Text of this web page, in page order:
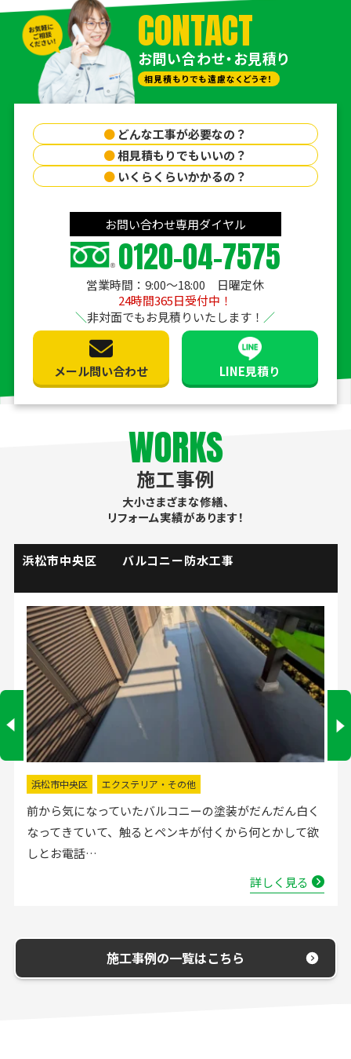
CONTACT
お問い合わせ・お見積り
相見積もりでも遠慮なくどうぞ！
● どんな工事が必要なの？
●相見積もりでもいいの？
● いくらくらいかかるの？
お問い合わせ専用ダイヤル
0120-04-7575
営業時間：9:00〜18:00 日曜定休
24時間365日受付中！
非対面でもお見積りいたします！
メール問い合わせ LINE見積り
WORKS
施工事例
大小さまざまな修繕、
リフォーム実績があります！
掛川市 流し台水栓取替工事
掛川市 水回りリフォーム
流し台の水栓が壊れたので直してほしいと弊社にお電話
いただきました。確認した所、水栓の吐水が落ちたよう
で取替する…
詳しく見る
施工事例の一覧はこちら